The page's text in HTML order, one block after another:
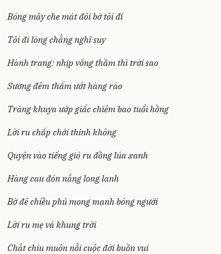
Bóng mây che mát đôi bờ tôi đi
Tôi đi lòng chẳng nghĩ suy
Hành trang: nhịp võng thầm thì trời sao
Sương đêm thấm ướt hàng rào
Trăng khuya ướp giấc chiêm bao tuổi hồng
Lời ru chấp chới thinh không
Quyện vào tiếng gió ru đồng lúa xanh
Hàng cau đón nắng long lanh
Bờ đê chiều phủ mong manh bóng người
Lời ru mẹ vá khung trời
Chắt chiu muôn nỗi cuộc đời buồn vui